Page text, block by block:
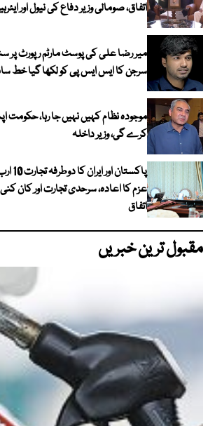
اتفاق، صومالی وزیر دفاع کی نیول اور
میر رضا علی کی پوسٹ مارٹم رپورٹ پر
سرجن کا ایس ایس پی کو لکھا گیا خط
موجودہ نظام کہیں نہیں جا رہا،
کرے گی، وزیر داخلہ
عزم کا اعادہ، سرحدی تجارت اور کان کنی
اتفاق
مقبول ترین خبریں